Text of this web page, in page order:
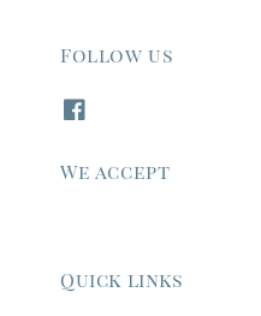
Follow us
We accept
Quick links